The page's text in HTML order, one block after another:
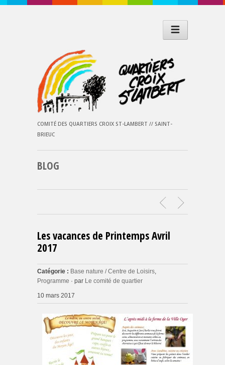
COMITÉ DES QUARTIERS CROIX ST-LAMBERT // SAINT-
BRIEUC
BLOG
Les vacances de Printemps Avril
2017
Catégorie : Base nature / Centre de Loisirs,
Programme · par Le comité de quartier
10 mars 2017